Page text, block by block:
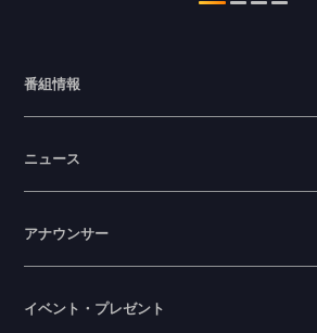
番組情報
ニュース
アナウンサー
イベント・プレゼント